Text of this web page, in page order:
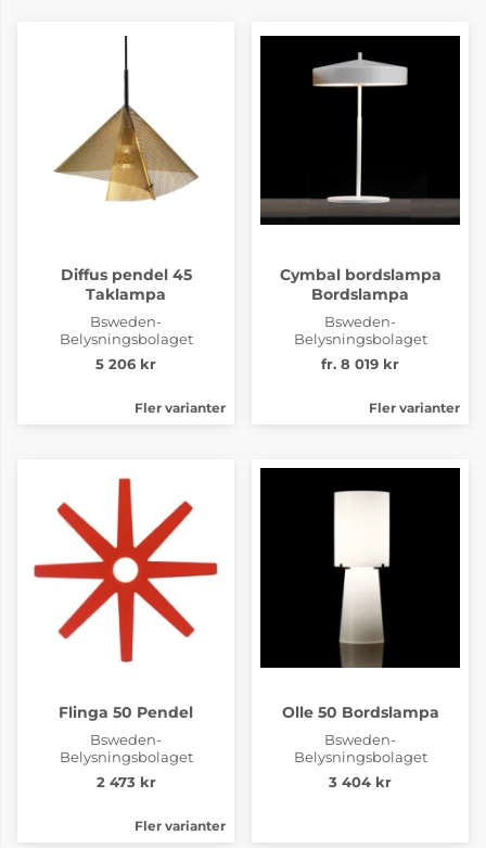
Diffus pendel 45
Taklampa
Bsweden-
Belysningsbolaget
5 206 kr
Fler varianter
Cymbal bordslampa
Bordslampa
Bsweden-
Belysningsbolaget
fr. 8 019 kr
Fler varianter
Flinga 50 Pendel
Bsweden-
Belysningsbolaget
2 473 kr
Fler varianter
Olle 50 Bordslampa
Bsweden-
Belysningsbolaget
3 404 kr